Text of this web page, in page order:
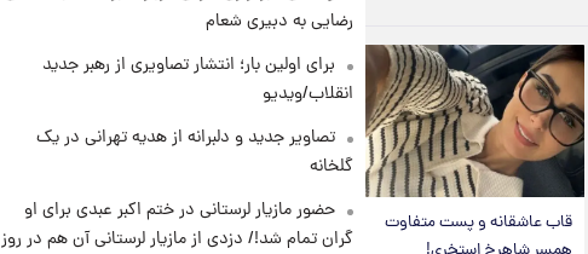
قاب عاشقانه و پست متفاوت
رضایی به دبیری شعام
برای اولین بار؛ انتشار تصاویری از رهبر جدید
انقلاب/ویدیو
تصاویر جدید و دلبرانه از هدیه تهرانی در یک
گلخانه
حضور مازیار لرستانی در ختم اکبر عبدی برای او
گران تمام شد!/ دزدی از مازیار لرستانی آن هم در روز